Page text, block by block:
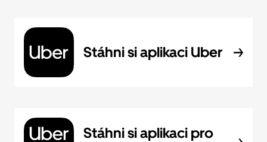
Stáhni si aplikaci Uber
Stáhni si aplikaci pro